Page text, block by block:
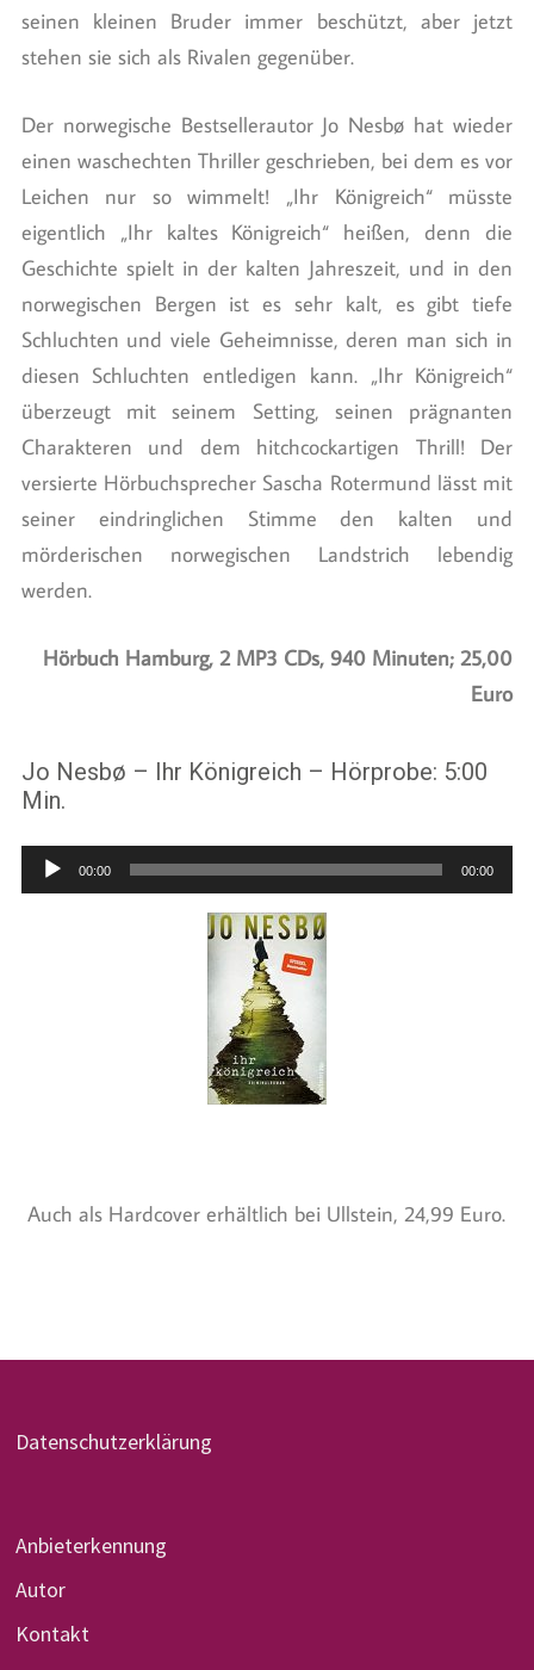
seinen kleinen Bruder immer beschützt, aber jetzt
stehen sie sich als Rivalen gegenüber.
Der norwegische Bestsellerautor Jo Nesbø hat wieder
einen waschechten Thriller geschrieben, bei dem es vor
Leichen nur so wimmelt! „Ihr Königreich“ müsste
eigentlich „Ihr kaltes Königreich“ heißen, denn die
Geschichte spielt in der kalten Jahreszeit, und in den
norwegischen Bergen ist es sehr kalt, es gibt tiefe
Schluchten und viele Geheimnisse, deren man sich in
diesen Schluchten entledigen kann. „Ihr Königreich“
überzeugt mit seinem Setting, seinen prägnanten
Charakteren und dem hitchcockartigen Thrill! Der
versierte Hörbuchsprecher Sascha Rotermund lässt mit
seiner eindringlichen Stimme den kalten und
mörderischen norwegischen Landstrich lebendig
werden.
Hörbuch Hamburg, 2 MP3 CDs, 940 Minuten; 25,00
Euro
Jo Nesbø – Ihr Königreich – Hörprobe: 5:00
Min.
Audio-
Player
00:00 00:00
Auch als Hardcover erhältlich bei Ullstein, 24,99 Euro.
Datenschutzerklärung
Anbieterkennung
Autor
Kontakt